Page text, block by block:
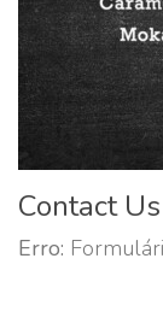
Contact Us
Erro: